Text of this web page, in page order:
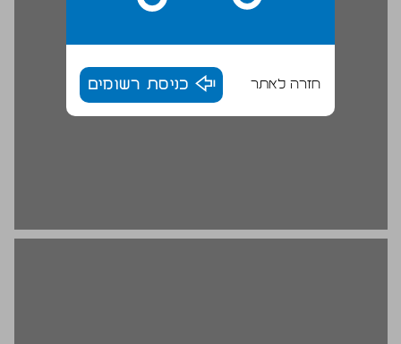
חזרה לאתר כניסת רשומים